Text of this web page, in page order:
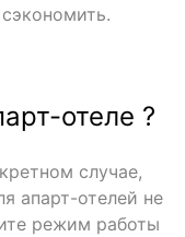
отеле ?
случае,
апарт-отелей не
режим работы